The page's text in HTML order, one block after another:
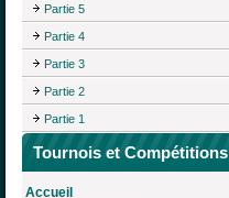
Partie 5
Partie 4
Partie 3
Partie 2
Partie 1
Tournois et Compétitions
Accueil